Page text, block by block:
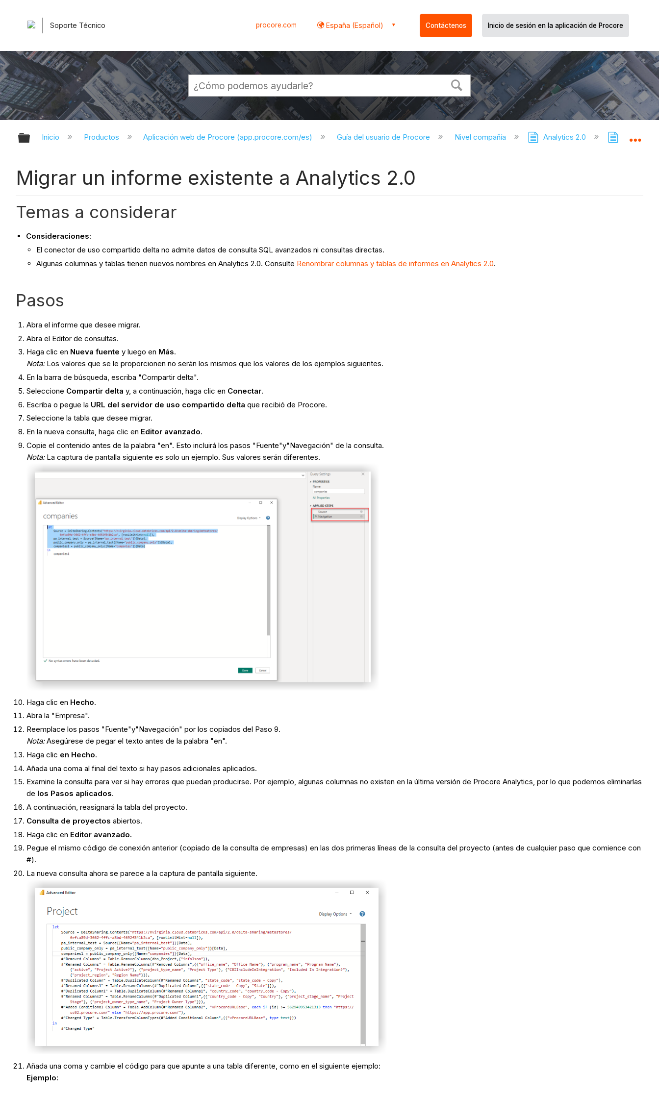
Soporte Técnico procore.com España (Español) Contáctenos Inicio de sesión en la aplicación de Procore
Expandir/contraer jerarquía global
Inicio Productos Aplicación web de Procore (app.procore.com/es) Guía del usuario de Procore Nivel compañía Analytics 2.0
Migrar un informe existente a Analytics 2.0
Temas a considerar
Consideraciones:
El conector de uso compartido delta no admite datos de consulta SQL avanzados ni consultas directas.
Algunas columnas y tablas tienen nuevos nombres en Analytics 2.0. Consulte Renombrar columnas y tablas de informes en Analytics 2.0.
Pasos
Abra el informe que desee migrar.
Abra el Editor de consultas.
Haga clic en Nueva fuente y luego en Más.
Nota:Los valores que se le proporcionen no serán los mismos que los valores de los ejemplos siguientes.
En la barra de búsqueda, escriba "Compartir delta".
Seleccione Compartir delta y, a continuación, haga clic en Conectar.
Escriba o pegue la URL del servidor de uso compartido delta que recibió de Procore.
Seleccione la tabla que desee migrar.
En la nueva consulta, haga clic en Editor avanzado.
Copie el contenido antes de la palabra "en". Esto incluirá los pasos "Fuente"y"Navegación" de la consulta.
Nota:La captura de pantalla siguiente es solo un ejemplo. Sus valores serán diferentes.
Haga clic en Hecho.
Abra la "Empresa".
Reemplace los pasos "Fuente"y"Navegación" por los copiados del Paso 9.
Nota:Asegúrese de pegar el texto antes de la palabra "en".
Haga clic en Hecho.
Añada una coma al final del texto si hay pasos adicionales aplicados.
Examine la consulta para ver si hay errores que puedan producirse. Por ejemplo, algunas columnas no existen en la última versión de Procore Analytics, por lo que podemos eliminarlas
de los Pasos aplicados.
A continuación, reasignará la tabla del proyecto.
Consulta de proyectos abiertos.
Haga clic en Editor avanzado.
Pegue el mismo código de conexión anterior (copiado de la consulta de empresas) en las dos primeras líneas de la consulta del proyecto (antes de cualquier paso que comience con
#).
La nueva consulta ahora se parece a la captura de pantalla siguiente.
Añada una coma y cambie el código para que apunte a una tabla diferente, como en el siguiente ejemplo:
Ejemplo: